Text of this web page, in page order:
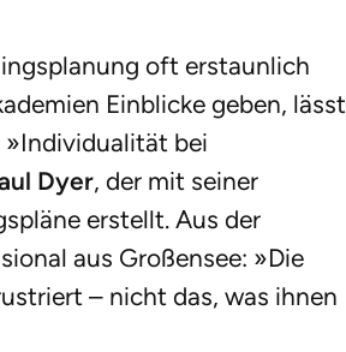
oft erstaunlich
Einblicke geben, lässt
bei
Dyer, der mit seiner
erstellt. Aus der
aus Großensee: »Die
– nicht das, was ihnen